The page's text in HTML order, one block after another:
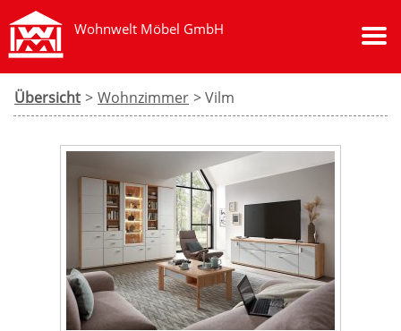
Wohnwelt Möbel GmbH
Übersicht > Wohnzimmer > Vilm